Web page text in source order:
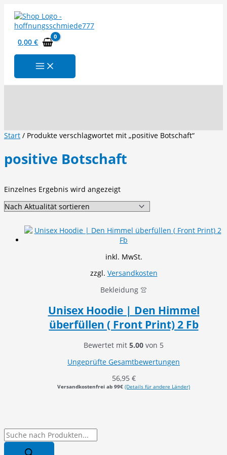
Inhalt
springen
0,00€
P
Start / Produkte verschlagwortet mit „positive Botschaft“
positive Botschaft
Einzelnes Ergebnis wird angezeigt
inkl. MwSt.
zzgl. Versandkosten
Bekleidung 👚
Unisex Hoodie | Den Himmel
überfüllen ( Front Print) 2 Fb
Bewertet mit 5.00 von 5
Ungeprüfte Gesamtbewertungen
56,95 €
Versandkostenfrei ab 99€ (Details für andere Länder)